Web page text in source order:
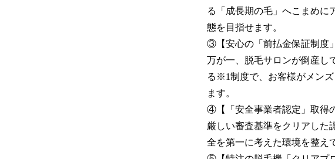
る「成長期の毛」へこまめに
態を目指せます。
③【安心の「前払金保証制度
万が一、脱毛サロンが倒産し
る※1制度で、お客様がメン
ます。
④【「安全事業者認定」取得
厳しい審査基準をクリアした
全を第一に考えた環境を整え